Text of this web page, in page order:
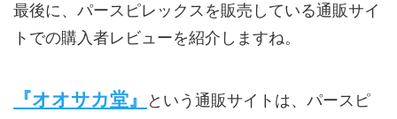
最後に、パースピレックスを販売している通販サイ
トでの購入者レビューを紹介しますね。
『オオサカ堂』
という通販サイトは、パースピ